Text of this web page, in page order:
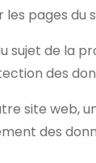
pages du
sujet de la
des
site web,
des